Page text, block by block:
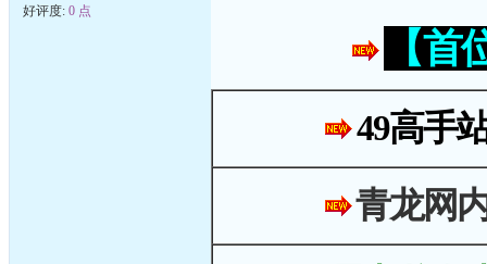
好评度: 0 点
【
49高手
青龙网